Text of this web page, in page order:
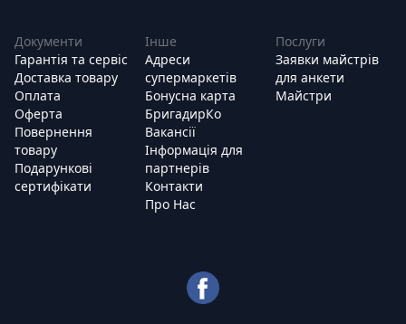
Документи
Гарантія та сервіс
Доставка товару
Оплата
Оферта
Повернення
товару
Подарункові
сертифікати
Інше
Адреси
супермаркетів
Бонусна карта
БригадирКо
Вакансії
Інформація для
партнерів
Контакти
Про Нас
Послуги
Заявки майстрів
для анкети
Майстри